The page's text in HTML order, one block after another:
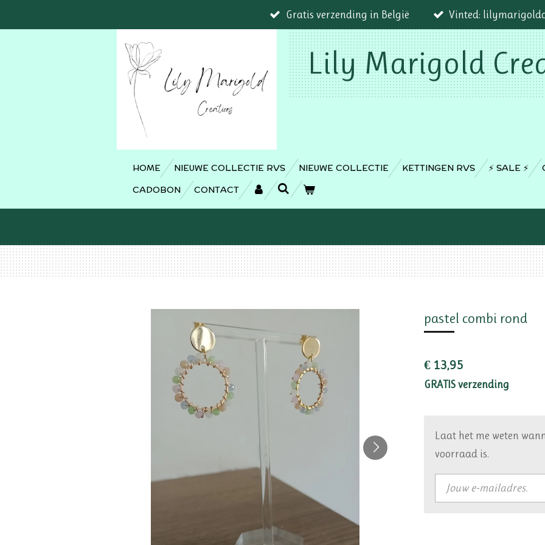
direct
Gratis verzending in België Vinted:
Lily Marigold
HOME NIEUWE COLLECTIE RVS NIEUWE COLLECTIE KETTINGEN RVS ⚡️ SALE ⚡️
CADOBON
CONTACT
pastel combi rond
€ 13,95
GRATIS verzending
Laat het me weten
voorraad is.